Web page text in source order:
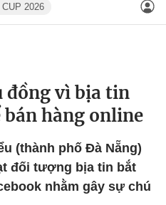
2026
đồng vì bịa tin
bán hàng online
(thành phố Đà Nẵng)
đối tượng bịa tin bắt
nhằm gây sự chú